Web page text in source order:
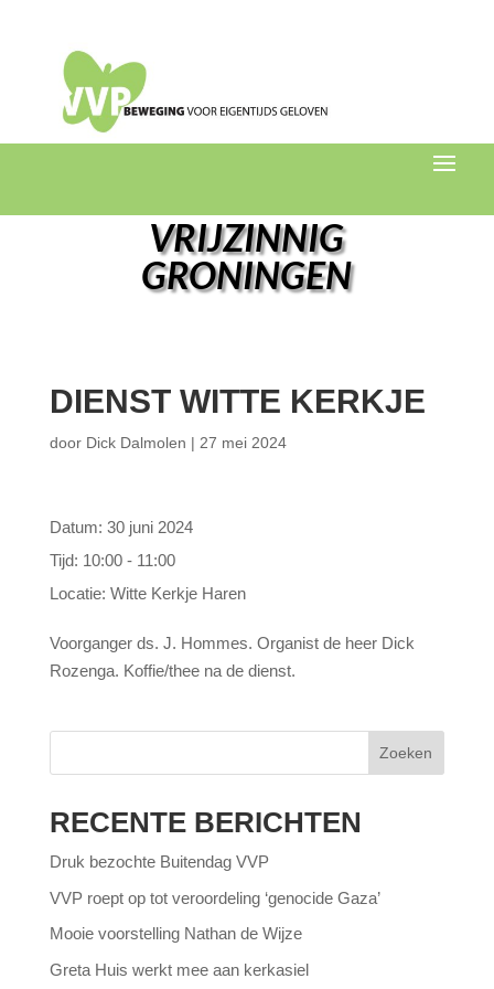
VRIJZINNIG
GRONINGEN
DIENST WITTE KERKJE
door Dick Dalmolen | 27 mei 2024
Datum: 30 juni 2024
Tijd: 10:00 - 11:00
Locatie: Witte Kerkje Haren
Voorganger ds. J. Hommes. Organist de heer Dick
Rozenga. Koffie/thee na de dienst.
Zoeken
RECENTE BERICHTEN
Druk bezochte Buitendag VVP
VVP roept op tot veroordeling ‘genocide Gaza’
Mooie voorstelling Nathan de Wijze
Greta Huis werkt mee aan kerkasiel